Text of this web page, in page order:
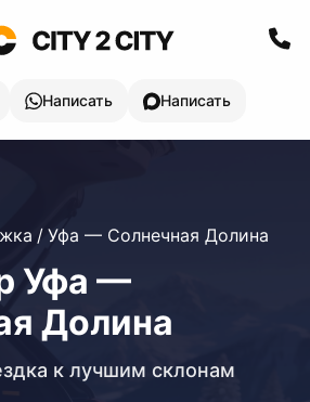
Написать Написать
/ Уфа — Солнечная Долина
Уфа —
Долина
к лучшим склонам